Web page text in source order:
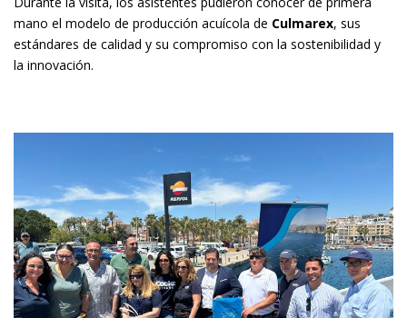
mano el modelo de producción acuícola de Culmarex, sus
estándares de calidad y su compromiso con la sostenibilidad y
la innovación.